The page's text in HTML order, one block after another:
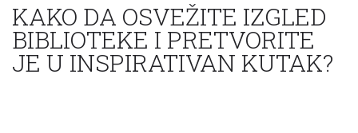
KAKO DA OSVEŽITE IZGLED
BIBLIOTEKE I PRETVORITE
JE U INSPIRATIVAN KUTAK?